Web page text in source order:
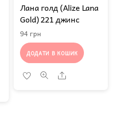
Лана голд (Alize Lana
Gold) 221 джинс
94 грн
ДОДАТИ В КОШИК
Share